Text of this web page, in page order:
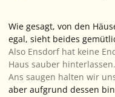
Wie gesagt, von den
egal, sieht beides
Also Ensdorf hat keine
Haus sauber hinterlassen.
Ans saugen halten wir
aber aufgrund dessen